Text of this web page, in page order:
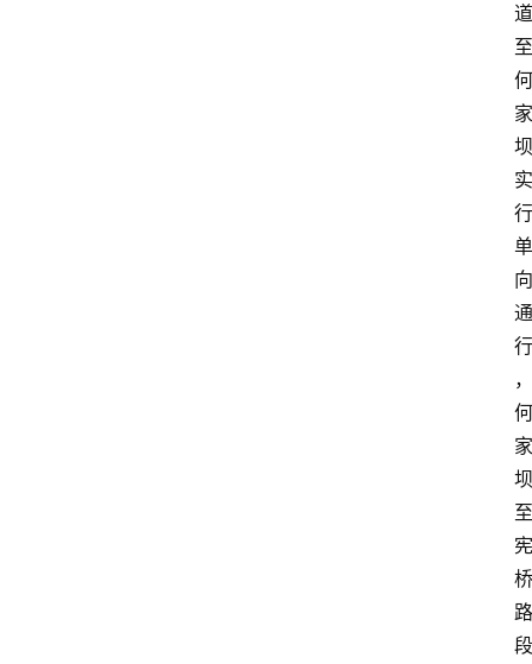
道
至
何
家
坝
实
行
单
向
通
行
，
何
家
坝
至
宪
桥
路
段